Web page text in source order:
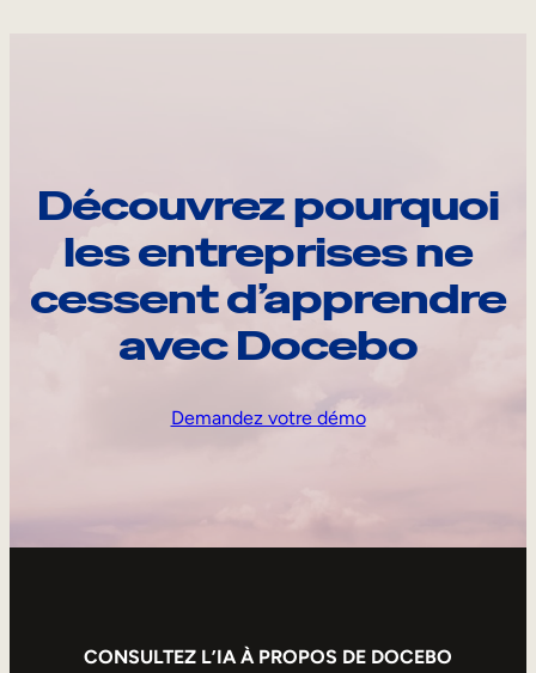
Découvrez pourquoi
les entreprises ne
cessent d’apprendre
avec Docebo
Demandez votre démo
CONSULTEZ L’IA À PROPOS DE DOCEBO